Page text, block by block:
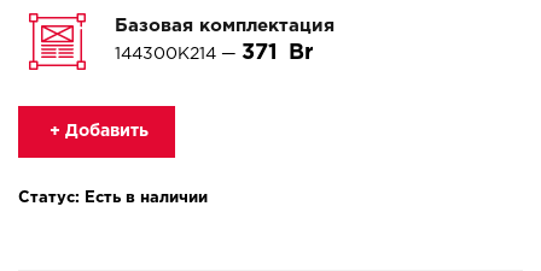
Базовая комплектация
144300K214 — 371
+ Добавить
Статус: Есть в наличии